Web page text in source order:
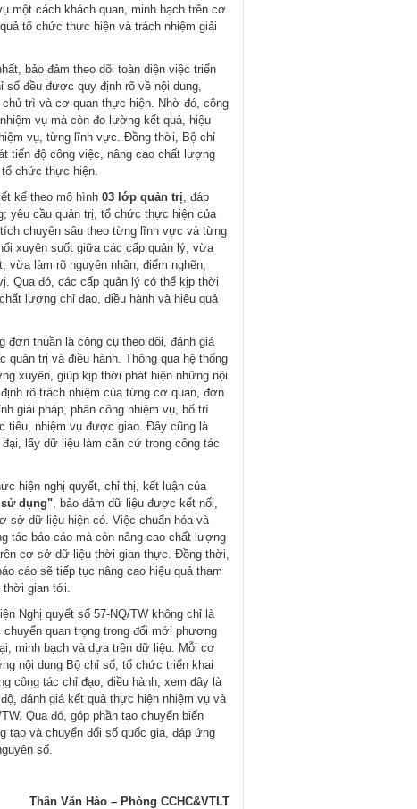
một cách khách quan, minh bạch trên cơ
tổ chức thực hiện và trách nhiệm giải
bảo đảm theo dõi toàn diện việc triển
đều được quy định rõ về nội dung,
trì và cơ quan thực hiện. Nhờ đó, công
vụ mà còn đo lường kết quả, hiệu
vụ, từng lĩnh vực. Đồng thời, Bộ chỉ
tiến độ công việc, nâng cao chất lượng
chức thực hiện.
kế theo mô hình 03 lớp quản trị , đáp
yêu cầu quản trị, tổ chức thực hiện của
chuyên sâu theo từng lĩnh vực và từng
xuyên suốt giữa các cấp quản lý, vừa
vừa làm rõ nguyên nhân, điểm nghẽn,
Qua đó, các cấp quản lý có thể kịp thời
lượng chỉ đạo, điều hành và hiệu quả
thuần là công cụ theo dõi, đánh giá
trị và điều hành. Thông qua hệ thống
xuyên, giúp kịp thời phát hiện những nội
rõ trách nhiệm của từng cơ quan, đơn
giải pháp, phân công nhiệm vụ, bố trí
tiêu, nhiệm vụ được giao. Đây cũng là
lấy dữ liệu làm căn cứ trong công tác
hiện nghị quyết, chỉ thị, kết luận của
dụng" , bảo đảm dữ liệu được kết nối,
sở dữ liệu hiện có. Việc chuẩn hóa và
tác báo cáo mà còn nâng cao chất lượng
cơ sở dữ liệu thời gian thực. Đồng thời,
cáo sẽ tiếp tục nâng cao hiệu quả tham
gian tới.
Nghị quyết số 57-NQ/TW không chỉ là
quan trọng trong đổi mới phương
minh bạch và dựa trên dữ liệu. Mỗi cơ
nội dung Bộ chỉ số, tổ chức triển khai
công tác chỉ đạo, điều hành; xem đây là
đánh giá kết quả thực hiện nhiệm vụ và
Qua đó, góp phần tạo chuyển biến
tạo và chuyển đổi số quốc gia, đáp ứng
số.
Thân Văn Hào – Phòng CCHC&VTLT